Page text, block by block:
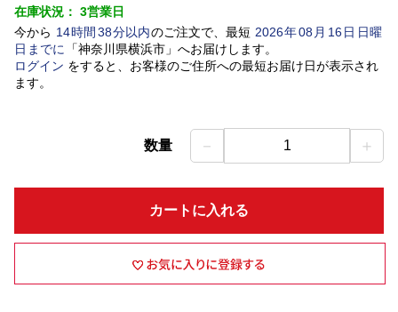
在庫状況： 3営業日
今から 14時間 38分以内のご注文で、最短 2026年08 月 16日日曜
日 までに 「神奈川県横浜市」 へお届けします。
ログイン をすると、お客様のご住所への最短お届け日が表示され
ます。
数量 － 1 ＋
カートに入れる